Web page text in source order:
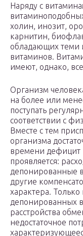
Наряду с
холин, инозит,
карнитин,
обладающих теми
витаминов.
имеют, однако,
Организм
на более или
поступать
соответствии с
Вместе с тем
организма
времени дефицит
проявляется:
депонированные
другие
характера.
депонированных
расстройства
недостаточное